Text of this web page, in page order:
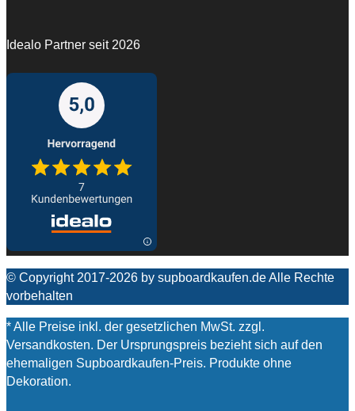
Idealo Partner seit 2026
© Copyright 2017-2026 by supboardkaufen.de Alle Rechte
vorbehalten
* Alle Preise inkl. der gesetzlichen MwSt. zzgl.
Versandkosten. Der Ursprungspreis bezieht sich auf den
ehemaligen Supboardkaufen-Preis. Produkte ohne
Dekoration.